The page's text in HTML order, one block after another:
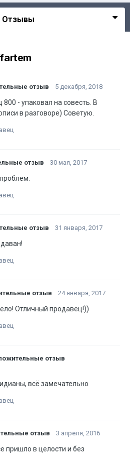
Отзывы
отзыв 5 декабря, 2018
800 - упаковал на совесть. В
в разговоре) Советую.
отзыв 30 мая, 2017
отзыв 31 января, 2017
отзыв 24 января, 2017
Отличный продавец!))
отзыв
всё замечательно
отзыв 3 апреля, 2016
пришло в целости и без